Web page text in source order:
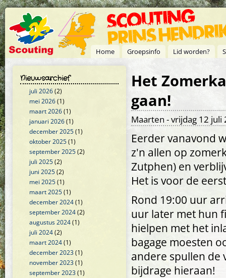
Overslaan en naar de inhoud gaan
Home Groepsinfo Lid worden?
Nieuwsarchief
juli 2026(2)
mei 2026(1)
maart 2026(1)
januari 2026(1)
december 2025(1)
oktober 2025(1)
september 2025(2)
juli 2025(2)
juni 2025(2)
mei 2025(1)
maart 2025(1)
december 2024(1)
september 2024(2)
augustus 2024(1)
juli 2024(2)
maart 2024(1)
december 2023(1)
november 2023(1)
september 2023(1)
Het
gaan!
Maarten - vrijdag 12 juli
Eerder vanavond
z'n allen op
Zutphen) en
Het is voor de
Rond 19:00 uur
uur later met hun
hielpen met het
bagage moesten
andere spullen de
bijdrage hieraan!